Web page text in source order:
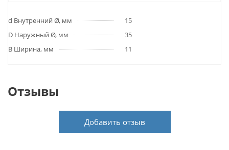
d Внутренний Ø, мм
15
D Наружный Ø, мм
35
B Ширина, мм
11
Отзывы
Добавить отзыв